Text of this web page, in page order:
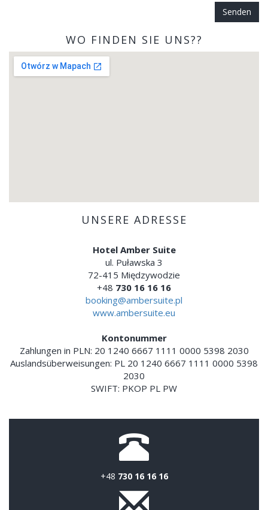
Senden
WO FINDEN SIE UNS??
UNSERE ADRESSE
Hotel Amber Suite
ul. Puławska 3
72-415 Międzywodzie
+48 730 16 16 16
booking@ambersuite.pl
www.ambersuite.eu
Kontonummer
Zahlungen in PLN: 20 1240 6667 1111 0000 5398 2030
Auslandsüberweisungen: PL 20 1240 6667 1111 0000 5398
2030
SWIFT: PKOP PL PW
+48 730 16 16 16